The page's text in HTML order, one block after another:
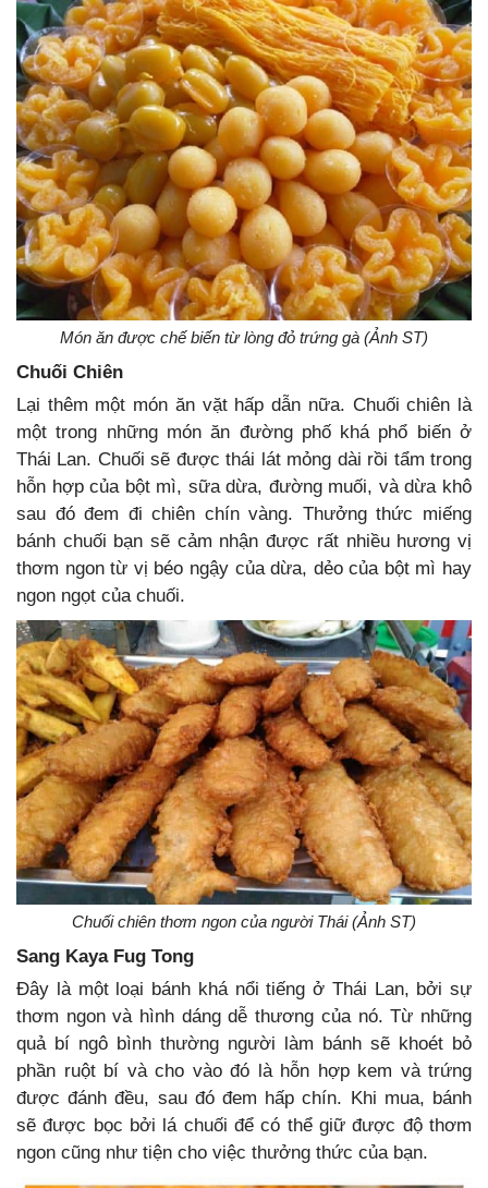
Món ăn được chế biến từ lòng đỏ trứng gà (Ảnh ST)
Chuối Chiên
Lại thêm một món ăn vặt hấp dẫn nữa. Chuối chiên là
một trong những món ăn đường phố khá phổ biến ở
Thái Lan. Chuối sẽ được thái lát mỏng dài rồi tẩm trong
hỗn hợp của bột mì, sữa dừa, đường muối, và dừa khô
sau đó đem đi chiên chín vàng. Thưởng thức miếng
bánh chuối bạn sẽ cảm nhận được rất nhiều hương vị
thơm ngon từ vị béo ngậy của dừa, dẻo của bột mì hay
ngon ngọt của chuối.
Chuối chiên thơm ngon của người Thái (Ảnh ST)
Sang Kaya Fug Tong
Đây là một loại bánh khá nổi tiếng ở Thái Lan, bởi sự
thơm ngon và hình dáng dễ thương của nó. Từ những
quả bí ngô bình thường người làm bánh sẽ khoét bỏ
phần ruột bí và cho vào đó là hỗn hợp kem và trứng
được đánh đều, sau đó đem hấp chín. Khi mua, bánh
sẽ được bọc bởi lá chuối để có thể giữ được độ thơm
ngon cũng như tiện cho việc thưởng thức của bạn.